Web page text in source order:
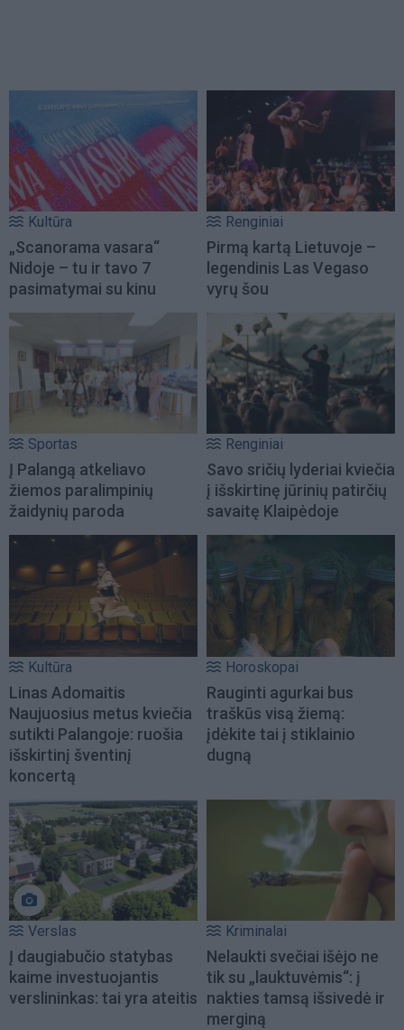
Kultūra
„Scanorama vasara“
Nidoje – tu ir tavo 7
pasimatymai su kinu
Renginiai
Pirmą kartą Lietuvoje –
legendinis Las Vegaso
vyrų šou
Sportas
Į Palangą atkeliavo
žiemos paralimpinių
žaidynių paroda
Renginiai
Savo sričių lyderiai kviečia
į išskirtinę jūrinių patirčių
savaitę Klaipėdoje
Kultūra
Linas Adomaitis
Naujuosius metus kviečia
sutikti Palangoje: ruošia
išskirtinį šventinį
koncertą
Horoskopai
Rauginti agurkai bus
traškūs visą žiemą:
įdėkite tai į stiklainio
dugną
Verslas
Į daugiabučio statybas
kaime investuojantis
verslininkas: tai yra ateitis
Kriminalai
Nelaukti svečiai išėjo ne
tik su „lauktuvėmis“: į
nakties tamsą išsivedė ir
merginą